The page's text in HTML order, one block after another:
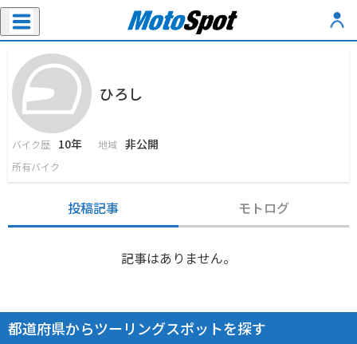
ひろし
バイク歴 10年 地域 非公開
所有バイク
投稿記事 モトログ
記事はありません。
都道府県からツーリングスポットを探す